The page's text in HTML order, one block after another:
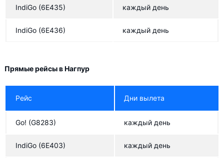
IndiGo (6E435) каждый день
IndiGo (6E436) каждый день
Прямые рейсы в Нагпур
Рейс Дни вылета
Go! (G8283) каждый день
IndiGo (6E403) каждый день